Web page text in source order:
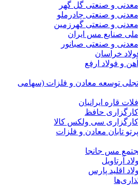
و صنعتی گل گهر
و صنعتی چادرملو
و صنعتی گهرزمین
صنایع مس ایران
و صنعتی صبانور
خراسان
و فولاد ارفع
توسعه معادن و فلزات (سهامی
قاره ایرانیان
حافظ
سی ولکس کالا
تابان معادن و فلزات
مس جانجا
آرتاویل
اقلید پارس